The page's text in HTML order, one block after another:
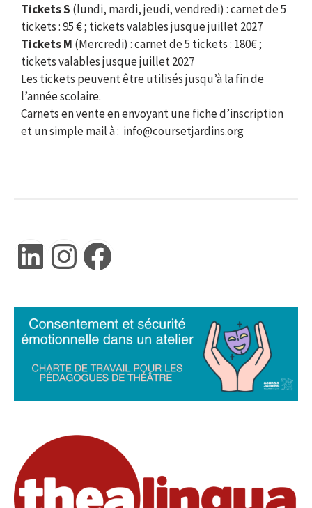
Tickets S (lundi, mardi, jeudi, vendredi) : carnet de 5
tickets : 95 € ; tickets valables jusque juillet 2027
Tickets M (Mercredi) : carnet de 5 tickets : 180€ ;
tickets valables jusque juillet 2027
Les tickets peuvent être utilisés jusqu’à la fin de
l’année scolaire.
Carnets en vente en envoyant une fiche d’inscription
et un simple mail à : info@coursetjardins.org